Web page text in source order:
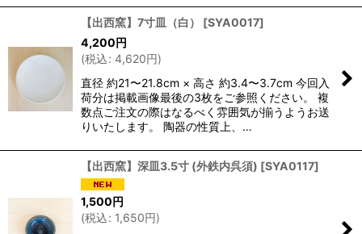
【出西窯】7寸皿（白） [SYA0017]
4,200円
(税込: 4,620円)
直径 約21〜21.8cm × 高さ 約3.4〜3.7cm 今回入
荷分は掲載画像最後の3枚をご参照ください。 複
数点ご注文の際はなるべく雰囲気が揃うようお送
りいたします。 陶器の性質上、…
【出西窯】深皿3.5寸 (外鉄内呉須) [SYA0117]
1,500円
(税込: 1,650円)